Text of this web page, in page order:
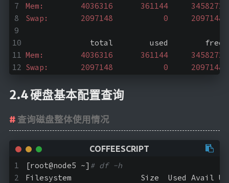
Mem:        4036316      361144
Swap:       2097148           0     2097148
total        used        free
Mem:        4036316      361144
Swap:       2097148           0     2097148
2.4 硬盘基本配置查询
查询磁盘整体使用情况
[root@node5 ~] # df -h
Filesystem               Size  Used Avail